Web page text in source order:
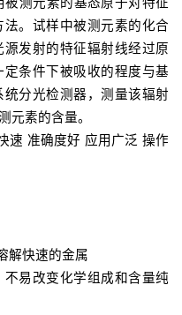
。试样中被测元素的化合
发射的特征辐射线经过原
条件下被吸收的程度与基
分光检测器，测量该辐射
元素的含量。
准确度好 应用广泛 操作
解快速的金属
易改变化学组成和含量纯